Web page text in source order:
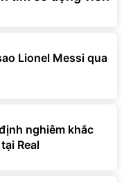
Lionel Messi qua
nghiêm khắc
Real